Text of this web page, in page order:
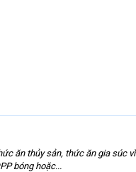
ăn thủy sản, thức ăn gia súc
bóng hoặc...